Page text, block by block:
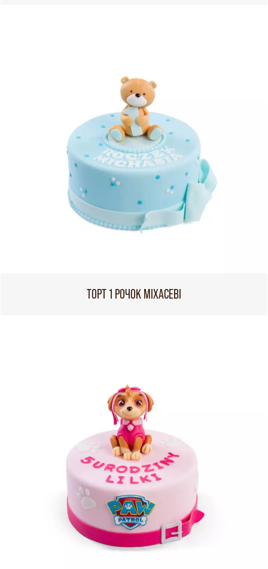
ТОРТ 1 РОЧОК МІХАСЕВІ